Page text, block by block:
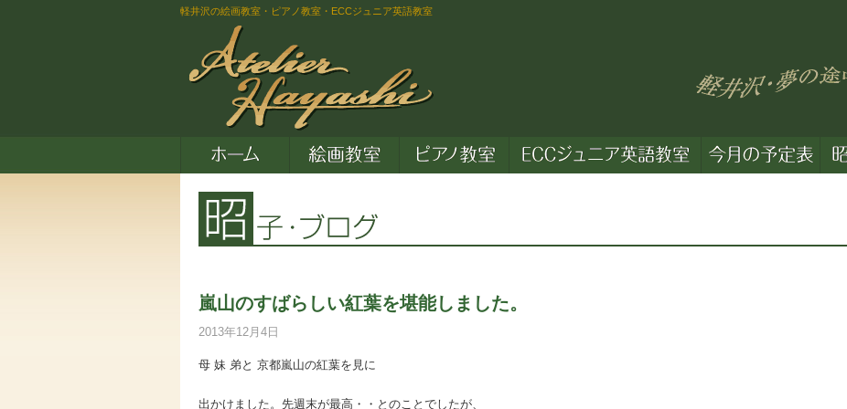
軽井沢の絵画教室・ピアノ教室・ECCジュニア英語教室
嵐山のすばらしい紅葉を堪能しました。
2013年12月4日
母 妹 弟と 京都嵐山の紅葉を見に
出かけました。先週末が最高・・とのことでしたが、